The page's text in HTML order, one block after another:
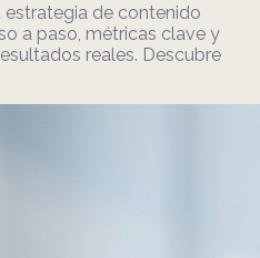
estrategia de contenido
a paso, métricas clave y
reales. Descubre